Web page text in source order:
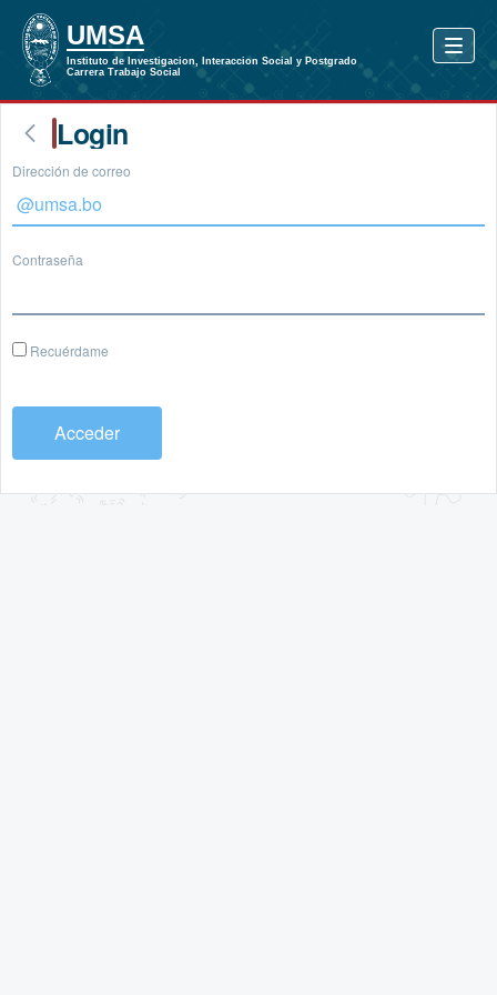
Login
Dirección de correo
Contraseña
Recuérdame
Acceder